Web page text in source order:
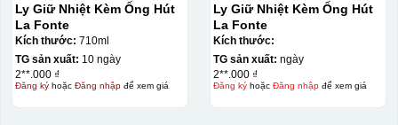
Ly Giữ Nhiệt Kèm Ống Hút
La Fonte
Kích thước: 710ml
TG sản xuất: 10 ngày
2**.000 ₫
Đăng kýhoặc Đăng nhậpđể xem giá
Ly Giữ Nhiệt Kèm Ống Hút
La Fonte
Kích thước:
TG sản xuất: ngày
2**.000 ₫
Đăng kýhoặc Đăng nhậpđể xem giá